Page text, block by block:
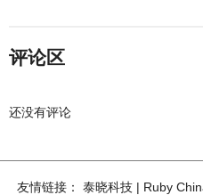
评论区
还没有评论
友情链接： 泰晓科技| Ruby